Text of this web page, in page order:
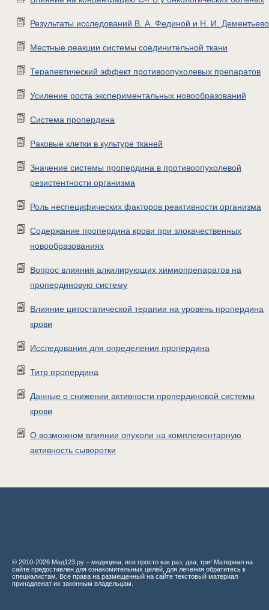
Результаты исследований В. А. Фединой и Н. И.
Местные реакции системы соединительной ткани
Терапевтический эффект противоопухолевых препаратов
Усиление роста экспериментальных новообразований
Система пропердина
Раковые клетки в культуре тканей
Значение системы пропердина в противоопухолевой
резистентности организма
Роль неспецифических факторов реактивности организма
Содержание пропердина крови при злокачественных
новообразованиях
Вопрос влияния алкилирующих химиопрепаратов на
пропердиновую систему
Влияние цитостатической терапии на уровень пропердина
крови
Исследования для определения пропердина
Титр пропердина
Данные о снижении активности пропердиновой системы
крови
О возможном влиянии опухоли на комплементарную
активность сыворотки
© 2010-2026 Мед123.ру – медицина, все просто как раз, два, три! Материал на
сайте предоставлен для ознакомительных целей, для лечения обратитесь к
специалистам. Все права на размещенный на сайте текстовый материал
принадлежат их законным владельцам.